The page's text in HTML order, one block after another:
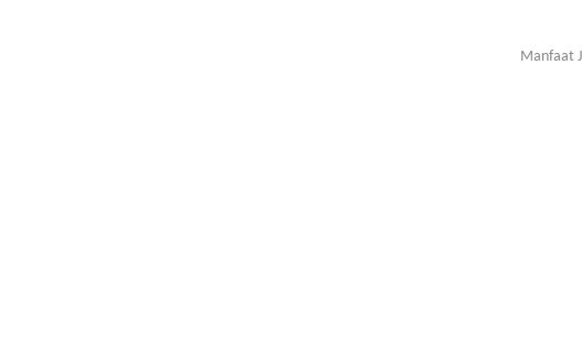
Manfaat